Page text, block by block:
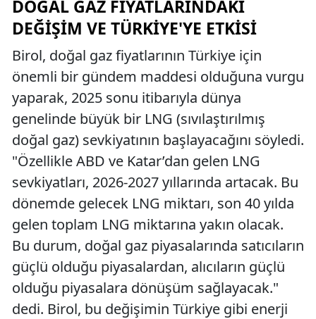
DOĞAL GAZ FIYATLARINDAKI
DEĞIŞIM VE TÜRKIYE'YE ETKISI
Birol, doğal gaz fiyatlarının Türkiye için
önemli bir gündem maddesi olduğuna vurgu
yaparak, 2025 sonu itibarıyla dünya
genelinde büyük bir LNG (sıvılaştırılmış
doğal gaz) sevkiyatının başlayacağını söyledi.
"Özellikle ABD ve Katar’dan gelen LNG
sevkiyatları, 2026-2027 yıllarında artacak. Bu
dönemde gelecek LNG miktarı, son 40 yılda
gelen toplam LNG miktarına yakın olacak.
Bu durum, doğal gaz piyasalarında satıcıların
güçlü olduğu piyasalardan, alıcıların güçlü
olduğu piyasalara dönüşüm sağlayacak."
dedi. Birol, bu değişimin Türkiye gibi enerji